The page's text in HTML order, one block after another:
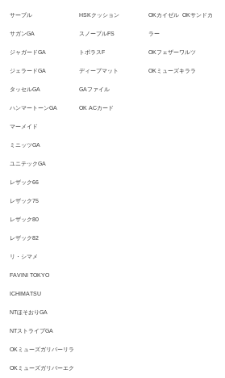
サーブル
サガンGA
ジャガードGA
ジェラードGA
タッセルGA
ハンマートーンGA
マーメイド
ミニッツGA
ユニテックGA
レザック66
レザック75
レザック80
レザック82
リ・シマメ
FAVINI TOKYO
ICHIMATSU
NTほそおりGA
NTストライプGA
OKミューズガリバーリラ
OKミューズガリバーエク
HSKクッション
スノーブルFS
トポラスF
ディープマット
GAファイル
OK ACカード
OKカイゼル OKサンドカ
ラー
OKフェザーワルツ
OKミューズキララ